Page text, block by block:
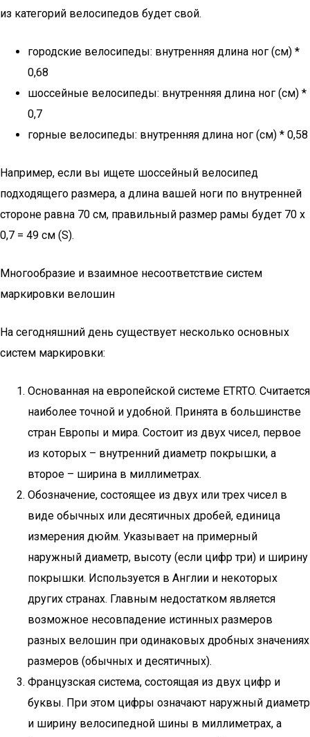
из категорий велосипедов будет свой.
городские велосипеды: внутренняя длина ног (см) *
0,68
шоссейные велосипеды: внутренняя длина ног (см) *
0,7
горные велосипеды: внутренняя длина ног (см) * 0,58
Например, если вы ищете шоссейный велосипед
подходящего размера, а длина вашей ноги по внутренней
стороне равна 70 см, правильный размер рамы будет 70 x
0,7 = 49 см (S).
Многообразие и взаимное несоответствие систем
маркировки велошин
На сегодняшний день существует несколько основных
систем маркировки:
Основанная на европейской системе ETRTO. Считается
наиболее точной и удобной. Принята в большинстве
стран Европы и мира. Состоит из двух чисел, первое
из которых – внутренний диаметр покрышки, а
второе – ширина в миллиметрах.
Обозначение, состоящее из двух или трех чисел в
виде обычных или десятичных дробей, единица
измерения дюйм. Указывает на примерный
наружный диаметр, высоту (если цифр три) и ширину
покрышки. Используется в Англии и некоторых
других странах. Главным недостатком является
возможное несовпадение истинных размеров
разных велошин при одинаковых дробных значениях
размеров (обычных и десятичных).
Французская система, состоящая из двух цифр и
буквы. При этом цифры означают наружный диаметр
и ширину велосипедной шины в миллиметрах, а